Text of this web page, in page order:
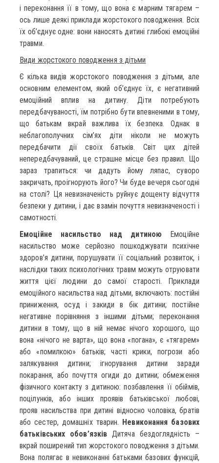
і переконання її в тому, що вона є марним тягарем –
ось лише деякі приклади жорстокого поводження. Всіх
їх об’єднує одне: вони наносять дитині глибокі емоційні
травми.
Види жорстокого поводження з дітьми
Є кілька видів жорстокого поводження з дітьми, але
основним елементом, який об’єднує їх, є негативний
емоційний вплив на дитину. Діти потребують
передбачуваності, їм потрібно бути впевненими в тому,
що батькам вкрай важлива їх безпека. Однак в
неблагополучних сім’ях діти ніколи не можуть
передбачити дії своїх батьків. Світ цих дітей
непередбачуваний, це страшне місце без правил. Що
зараз трапиться: чи дадуть йому ляпас, суворо
закричать, проігнорують його? Чи буде вечеря сьогодні
на столі? Ця невизначеність руйнує дощенту відчуття
безпеки у дитини, і дає взамін почуття невизначеності і
самотності.
Емоційне насильство над дитиною Емоційне
насильство може серйозно пошкоджувати психічне
здоров’я дитини, порушувати її соціальний розвиток, і
наслідки таких психологічних травм можуть отруювати
життя цієї людини до самої старості. Приклади
емоційного насильства над дітьми, включають: постійні
приниження, осуд і закиди в бік дитини; постійне
негативне порівняння з іншими дітьми; переконання
дитини в тому, що в ній немає нічого хорошого, що
вона «нічого не варта», що вона «погана», є «тягарем»
або «помилкою» батьків; часті крики, погрози або
залякування дитини; ігнорування дитини заради
покарання, або почуття огиди до дитини; обмеження
фізичного контакту з дитиною: позбавлення її обіймів,
поцілунків, або інших проявів батьківської любові,
прояв насильства при дитині відносно чоловіка, братів
або сестер, домашніх тварин. Невиконання базових
батьківських обов’язків Дитяча бездоглядність –
вкрай поширений тип жорстокого поводження з дітьми.
Вона полягає в невиконанні батьками базових функцій,